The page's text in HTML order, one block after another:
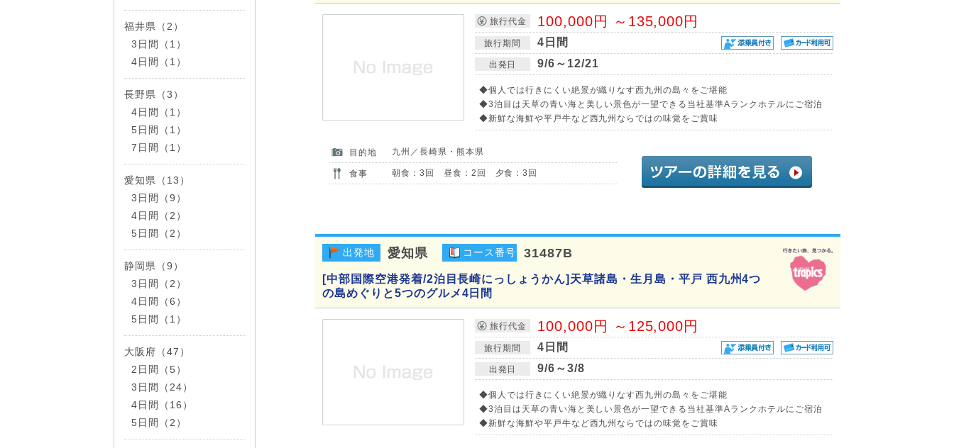
旅行代金 100,000円 ～135,000円
旅行期間 4日間
出発日 9/6～12/21
◆個人では行きにくい絶景が織りなす西九州の島々をご堪能
◆3泊目は天草の青い海と美しい景色が一望できる当社基準Aランクホテルにご宿泊
◆新鮮な海鮮や平戸牛など西九州ならではの味覚をご賞味
目的地 九州／長崎県・熊本県
食事 朝食：3回 昼食：2回 夕食：3回
出発地 愛知県 コース番号 31487B
[中部国際空港発着/2泊目長崎にっしょうかん]天草諸島・生月島・平戸 西九州4つ
の島めぐりと5つのグルメ4日間
旅行代金 100,000円 ～125,000円
旅行期間 4日間
出発日 9/6～3/8
◆個人では行きにくい絶景が織りなす西九州の島々をご堪能
◆3泊目は天草の青い海と美しい景色が一望できる当社基準Aランクホテルにご宿泊
◆新鮮な海鮮や平戸牛など西九州ならではの味覚をご賞味
福井県（2）
3日間（1）
4日間（1）
長野県（3）
4日間（1）
5日間（1）
7日間（1）
愛知県（13）
3日間（9）
4日間（2）
5日間（2）
静岡県（9）
3日間（2）
4日間（6）
5日間（1）
大阪府（47）
2日間（5）
3日間（24）
4日間（16）
5日間（2）